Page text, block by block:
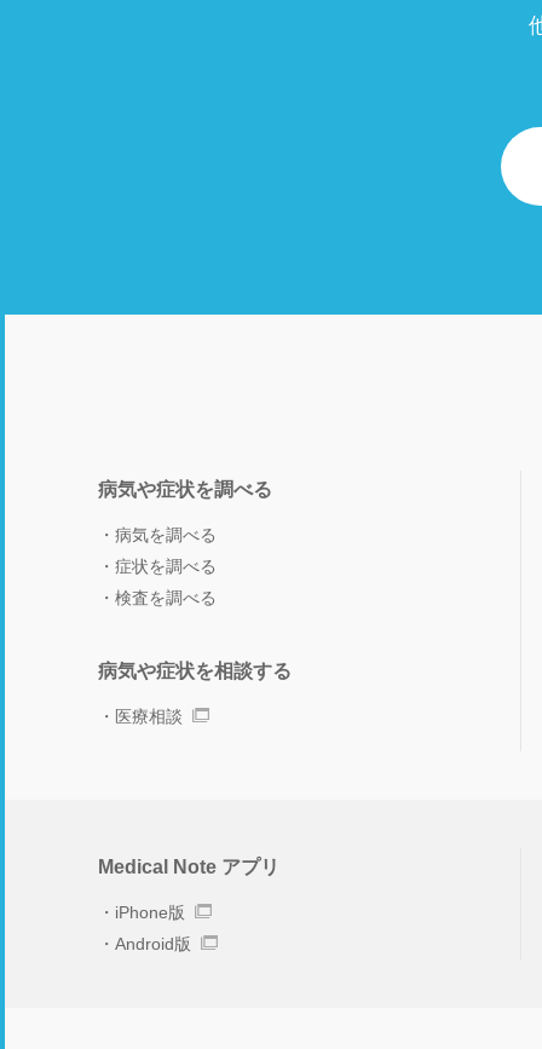
病気や症状を調べる
病気を調べる
症状を調べる
検査を調べる
病気や症状を相談する
医療相談
Medical Note アプリ
iPhone版
Android版